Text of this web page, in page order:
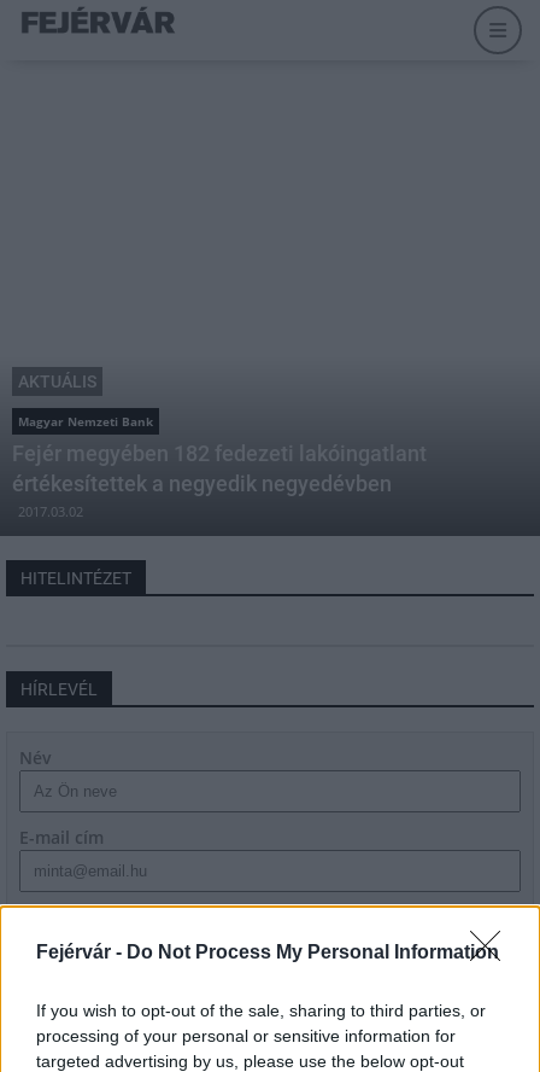
Fejérvár - Do Not Process My Personal Information
If you wish to opt-out of the sale, sharing to third parties, or
processing of your personal or sensitive information for
targeted advertising by us, please use the below opt-out
AKTUÁLIS
Magyar Nemzeti Bank
Fejér megyében 182 fedezeti lakóingatlant
értékesítettek a negyedik negyedévben
2017.03.02
HITELINTÉZET
HÍRLEVÉL
Név
E-mail cím
szabályzatot!